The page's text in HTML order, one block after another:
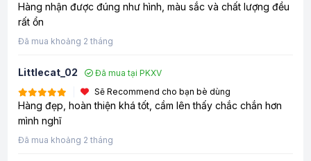
Hàng nhận được đúng như hình, màu sắc và chất lượng đều
rất ổn
Đã mua khoảng 2 tháng
Littlecat_02
Đã mua tại PKXV
Sẽ Recommend cho bạn bè dùng
Hàng đẹp, hoàn thiện khá tốt, cầm lên thấy chắc chắn hơn
mình nghĩ
Đã mua khoảng 2 tháng